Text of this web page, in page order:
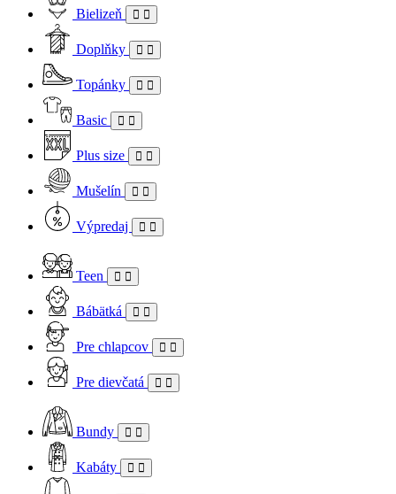
Bielizeň
Doplňky
Topánky
Basic
Plus size
Mušelín
Výpredaj
Teen
Bábätká
Pre chlapcov
Pre dievčatá
Bundy
Kabáty